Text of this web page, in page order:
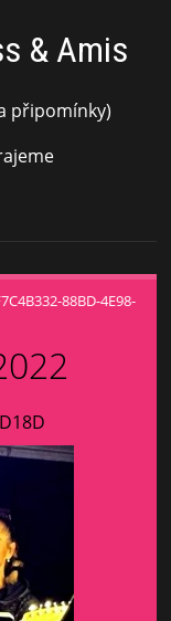
& Amis
připomínky)
88BD-4E98-